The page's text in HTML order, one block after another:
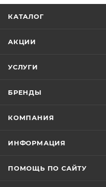
КАТАЛОГ
АКЦИИ
УСЛУГИ
БРЕНДЫ
КОМПАНИЯ
ИНФОРМАЦИЯ
ПОМОЩЬ ПО САЙТУ